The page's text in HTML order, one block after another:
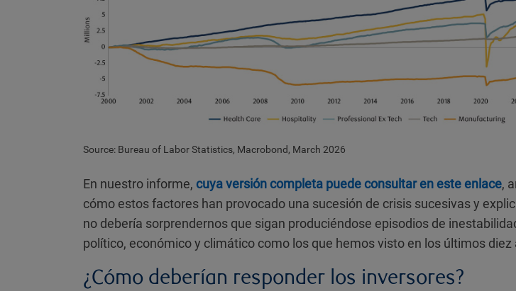
Source: Bureau of Labor Statistics, Macrobond, March 2026
En nuestro informe, cuya versión completa puede consultar en este enlace,
cómo estos factores han provocado una sucesión de crisis sucesivas y
no debería sorprendernos que sigan produciéndose episodios de
político, económico y climático como los que hemos visto en los últimos diez
¿Cómo deberían responder los inversores?